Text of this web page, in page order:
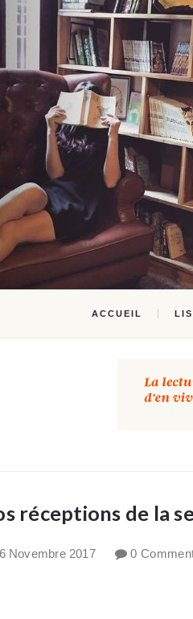
ACCUEIL
réceptions de la
Novembre 2017 0